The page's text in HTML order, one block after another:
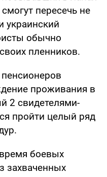
пересечь не
украинский
обычно
пленников.
проживания в
2 свидетелями-
пройти целый ряд
боевых
захваченных